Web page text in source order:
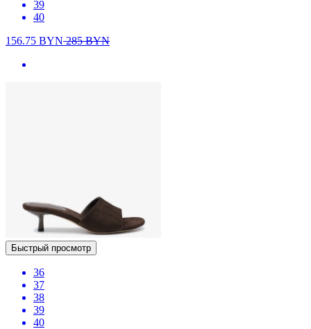
39
40
156.75 BYN285BYN
Быстрый просмотр
36
37
38
39
40